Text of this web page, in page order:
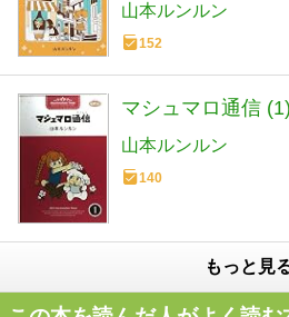
山本ルンルン
152
マシュマロ通信 (1)
山本ルンルン
140
もっと見